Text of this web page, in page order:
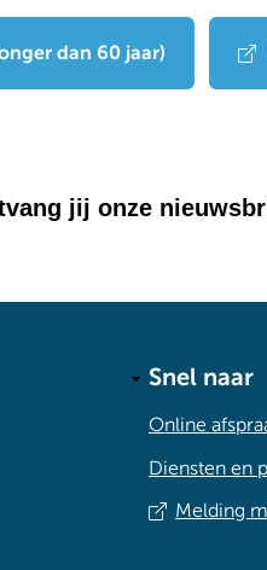
dan 60 jaar)
jij onze
Snel naar
Online
Diensten en
Melding